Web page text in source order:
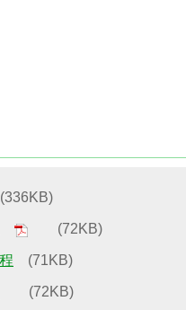
(72KB)
(71KB)
(72KB)